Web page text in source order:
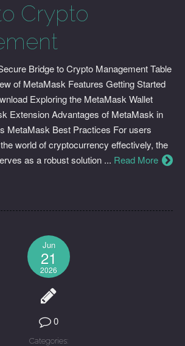
Crypto
Bridge to Crypto Management Table
of MetaMask Features Getting Started
Exploring the MetaMask Wallet
Extension Advantages of MetaMask in
MetaMask Best Practices For users
world of cryptocurrency effectively, the
as a robust solution ... Read More
Jun
21
2026
0
Categories: